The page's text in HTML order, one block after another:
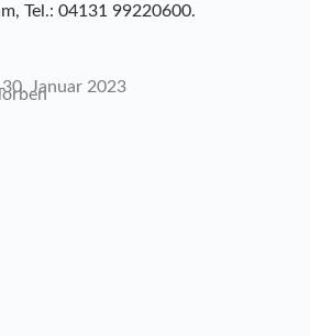
Tel.: 04131 99220600.
Januar 2023